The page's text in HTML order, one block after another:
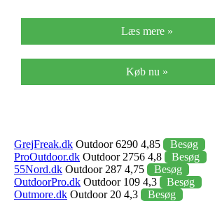
Læs mere »
Køb nu »
GrejFreak.dk Outdoor 6290 4,85
Besøg
ProOutdoor.dk Outdoor 2756 4,8
Besøg
55Nord.dk Outdoor 287 4,75
Besøg
OutdoorPro.dk Outdoor 109 4,3
Besøg
Outmore.dk Outdoor 20 4,3
Besøg